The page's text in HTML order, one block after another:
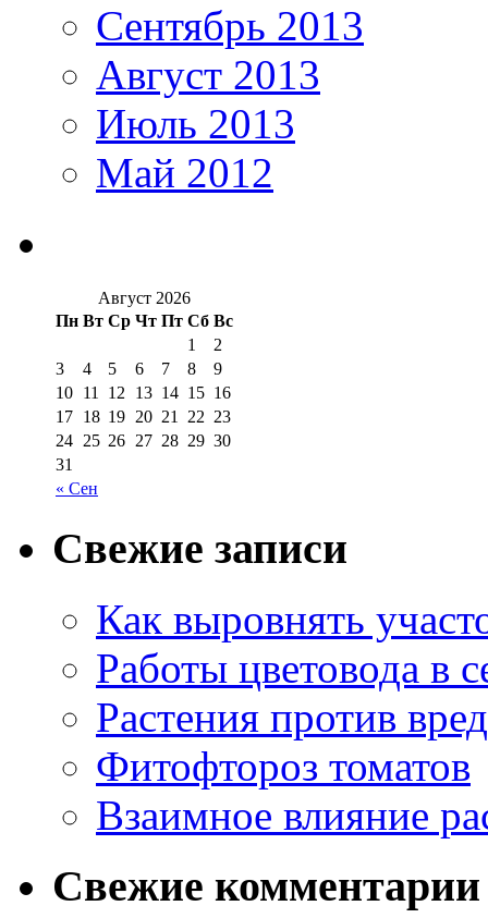
Сентябрь 2013
Август 2013
Июль 2013
Май 2012
Август 2026
Пн Вт Ср Чт Пт Сб Вс
« Сен
1
2
3
4 5 6 7 8
9
10 11 12 13 14 15 16
17 18 19 20 21 22 23
24 25 26 27 28 29 30
31
Свежие записи
Как выровнять
Работы цветовода в
Растения против
Фитофтороз томатов
Взаимное влияние
Свежие комментарии